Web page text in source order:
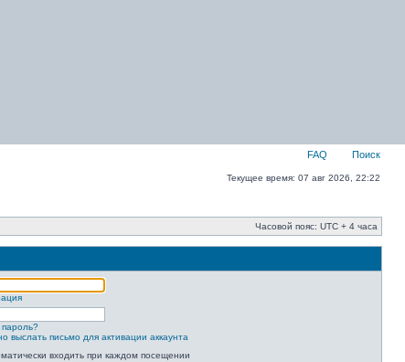
FAQ Поиск
Текущее время: 07 авг 2026, 22:22
Часовой пояс: UTC + 4 часа
выслать письмо для активации аккаунта
входить при каждом посещении